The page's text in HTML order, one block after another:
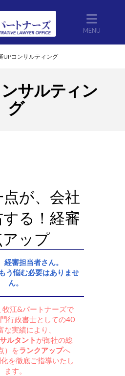
UPコンサルティング
サルティン
グ
が、会社
る！経審
ップ
経審担当者さん。
う悩む必要はありませ
ん。
牧江&パートナーズで
行政書士としての40
な実績により、
ルタント が御社の総
）をランクアップへ
を徹底ご指導いたし
ます。